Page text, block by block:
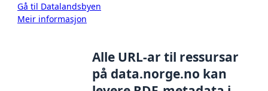
Gå til Datalandsbyen
Meir informasjon
Alle URL-ar til ressursar
på data.norge.no kan